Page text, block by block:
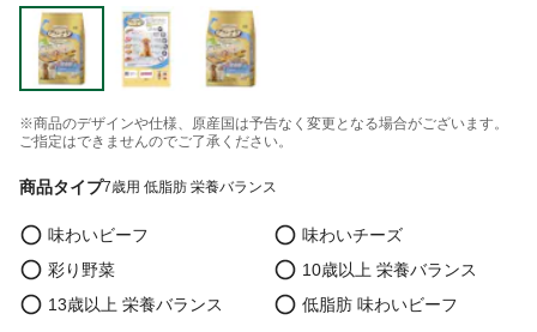
※商品のデザインや仕様、原産国は予告なく変更となる場合がございます。
ご指定はできませんのでご了承ください。
商品タイプ7歳用 低脂肪 栄養バランス
味わいビーフ
味わいチーズ
彩り野菜
10歳以上 栄養バランス
13歳以上 栄養バランス
低脂肪 味わいビーフ